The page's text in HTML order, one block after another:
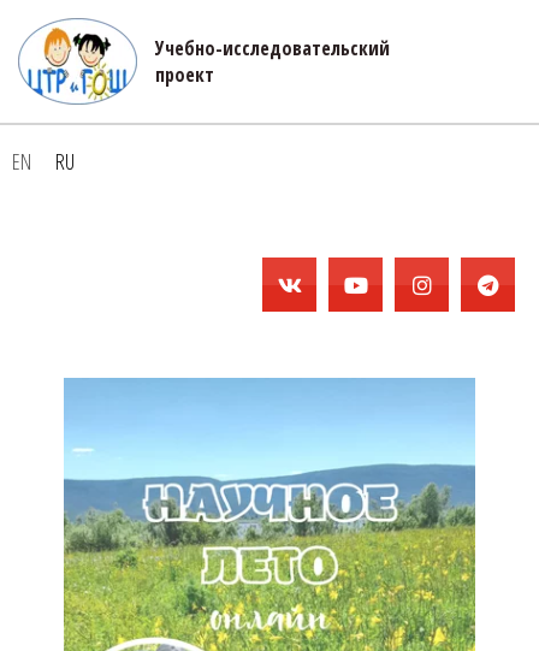
Учебно-исследовательский
проект
EN RU